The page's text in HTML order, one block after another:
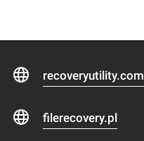
recoveryutility.com
filerecovery.pl